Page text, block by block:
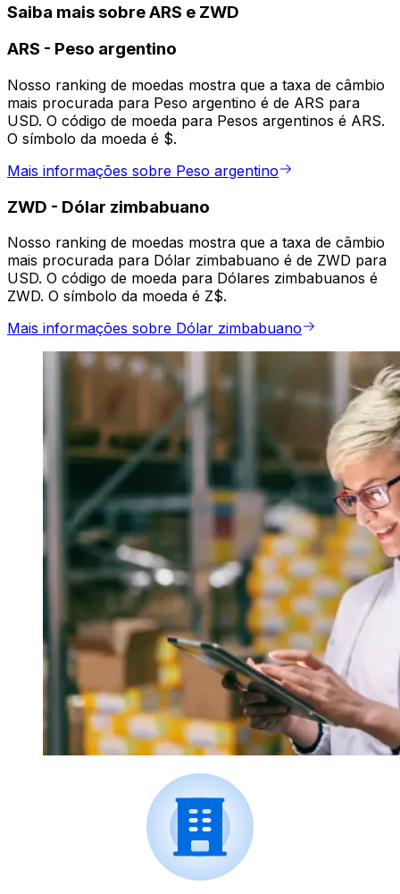
Saiba mais sobre ARS e ZWD
ARS - Peso argentino
Nosso ranking de moedas mostra que a taxa de câmbio
mais procurada para Peso argentino é de ARS para
USD. O código de moeda para Pesos argentinos é ARS.
O símbolo da moeda é $.
Mais informações sobre Peso argentino
ZWD - Dólar zimbabuano
Nosso ranking de moedas mostra que a taxa de câmbio
mais procurada para Dólar zimbabuano é de ZWD para
USD. O código de moeda para Dólares zimbabuanos é
ZWD. O símbolo da moeda é Z$.
Mais informações sobre Dólar zimbabuano